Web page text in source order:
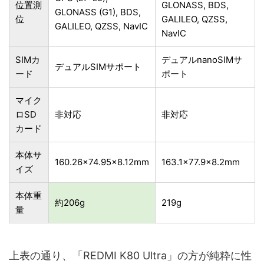
位置測
位
GLONASS (G1), BDS,
GALILEO, QZSS, NavIC
GLONASS, BDS,
GALILEO, QZSS,
NavIC
SIMカ
ード
デュアルSIMサポート
デュアルnanoSIMサ
ポート
マイク
ロSD
カード
非対応 非対応
本体サ
イズ
160.26×74.95×8.12mm 163.1×77.9×8.2mm
本体重
量
約206g 219g
上表の通り、「REDMI K80 Ultra」の方が純粋に性